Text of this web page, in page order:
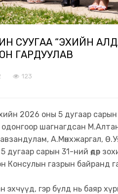
СУУГАА “ЭХИЙН
ГАРДУУЛАВ
123
2026 оны 5 дугаар
одонгоор шагнагдсан
А.Мөнхжаргал,
сарын 31-ний өдөр
Консулын газрын байранд
эхчүүд, гэр бүлд нь баяр